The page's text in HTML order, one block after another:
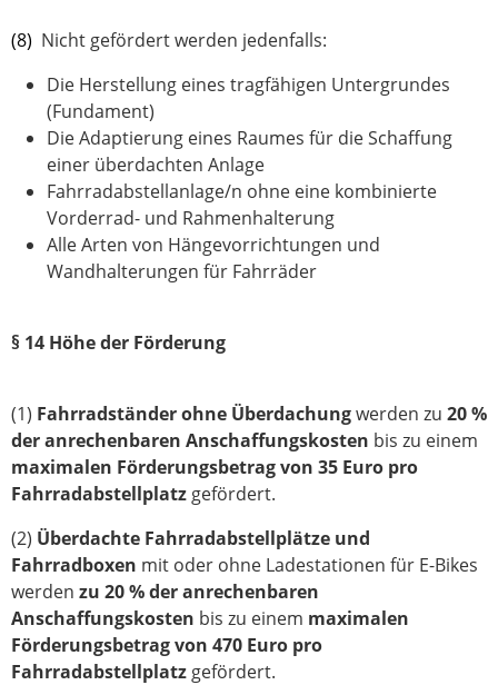
(8) Nicht gefördert werden jedenfalls:
Die Herstellung eines tragfähigen Untergrundes
(Fundament)
Die Adaptierung eines Raumes für die Schaffung
einer überdachten Anlage
Fahrradabstellanlage/n ohne eine kombinierte
Vorderrad- und Rahmenhalterung
Alle Arten von Hängevorrichtungen und
Wandhalterungen für Fahrräder
§ 14 Höhe der Förderung
(1) Fahrradständer ohne Überdachungwerden zu 20 %
der anrechenbaren Anschaffungskosten bis zu einem
maximalen Förderungsbetrag von 35 Euro pro
Fahrradabstellplatz gefördert.
(2) Überdachte Fahrradabstellplätze und
Fahrradboxen mit oder ohne Ladestationen für E‑Bikes
werden zu 20 % der anrechenbaren
Anschaffungskosten bis zu einem maximalen
Förderungsbetrag von 470 Euro pro
Fahrradabstellplatz gefördert.